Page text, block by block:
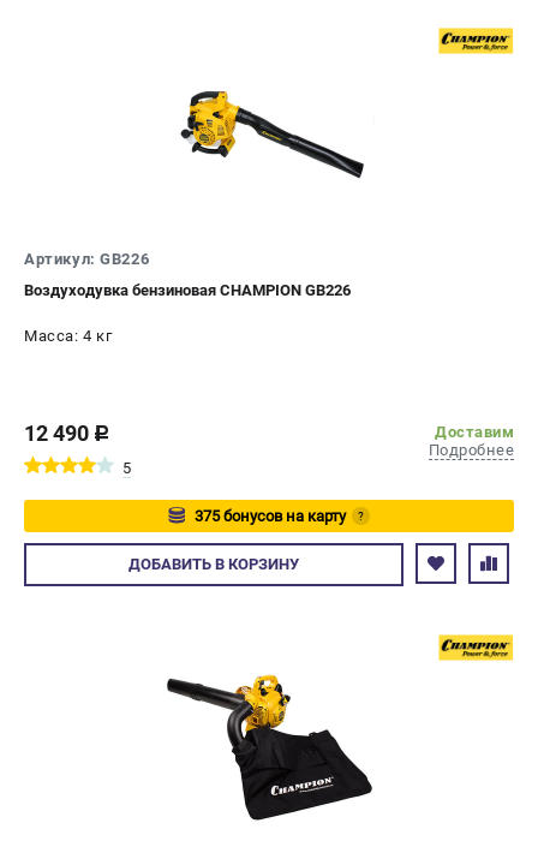
Артикул: GB226
Воздуходувка бензиновая CHAMPION GB226
Масса: 4 кг
12 490 c
Доставим
Подробнее
5
375 бонусов на карту ?
Авторизуйтесь
ДОБАВИТЬ В КОРЗИНУ